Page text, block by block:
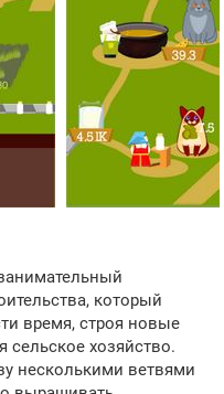
который
время, строя новые
хозяйство.
несколькими ветвями